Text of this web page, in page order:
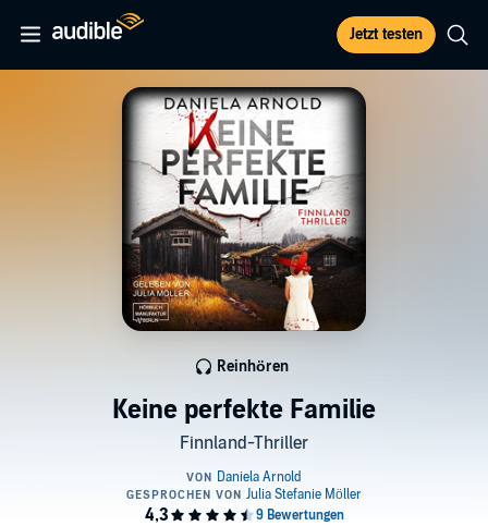
Jetzt testen
Keine perfekte Familie
Finnland-Thriller
Reinhören